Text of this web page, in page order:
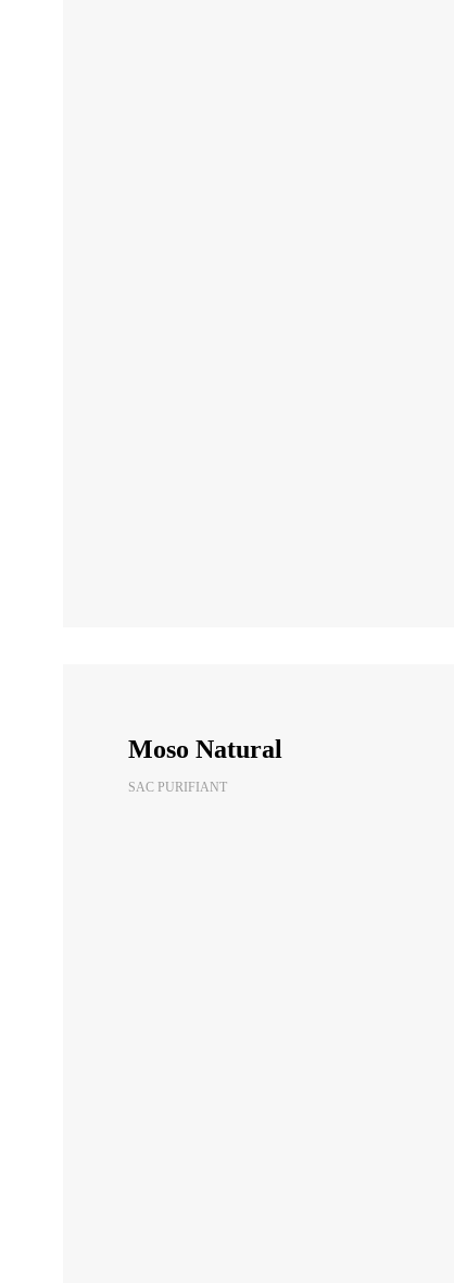
Moso Natural
SAC PURIFIANT